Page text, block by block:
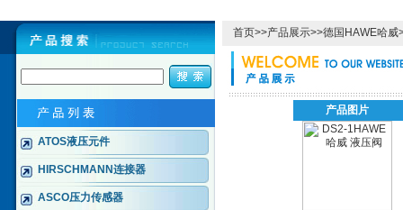
ATOS液压元件
HIRSCHMANN连接器
ASCO压力传感器
首页>>产品展示>>德国HAWE哈威
产品图片